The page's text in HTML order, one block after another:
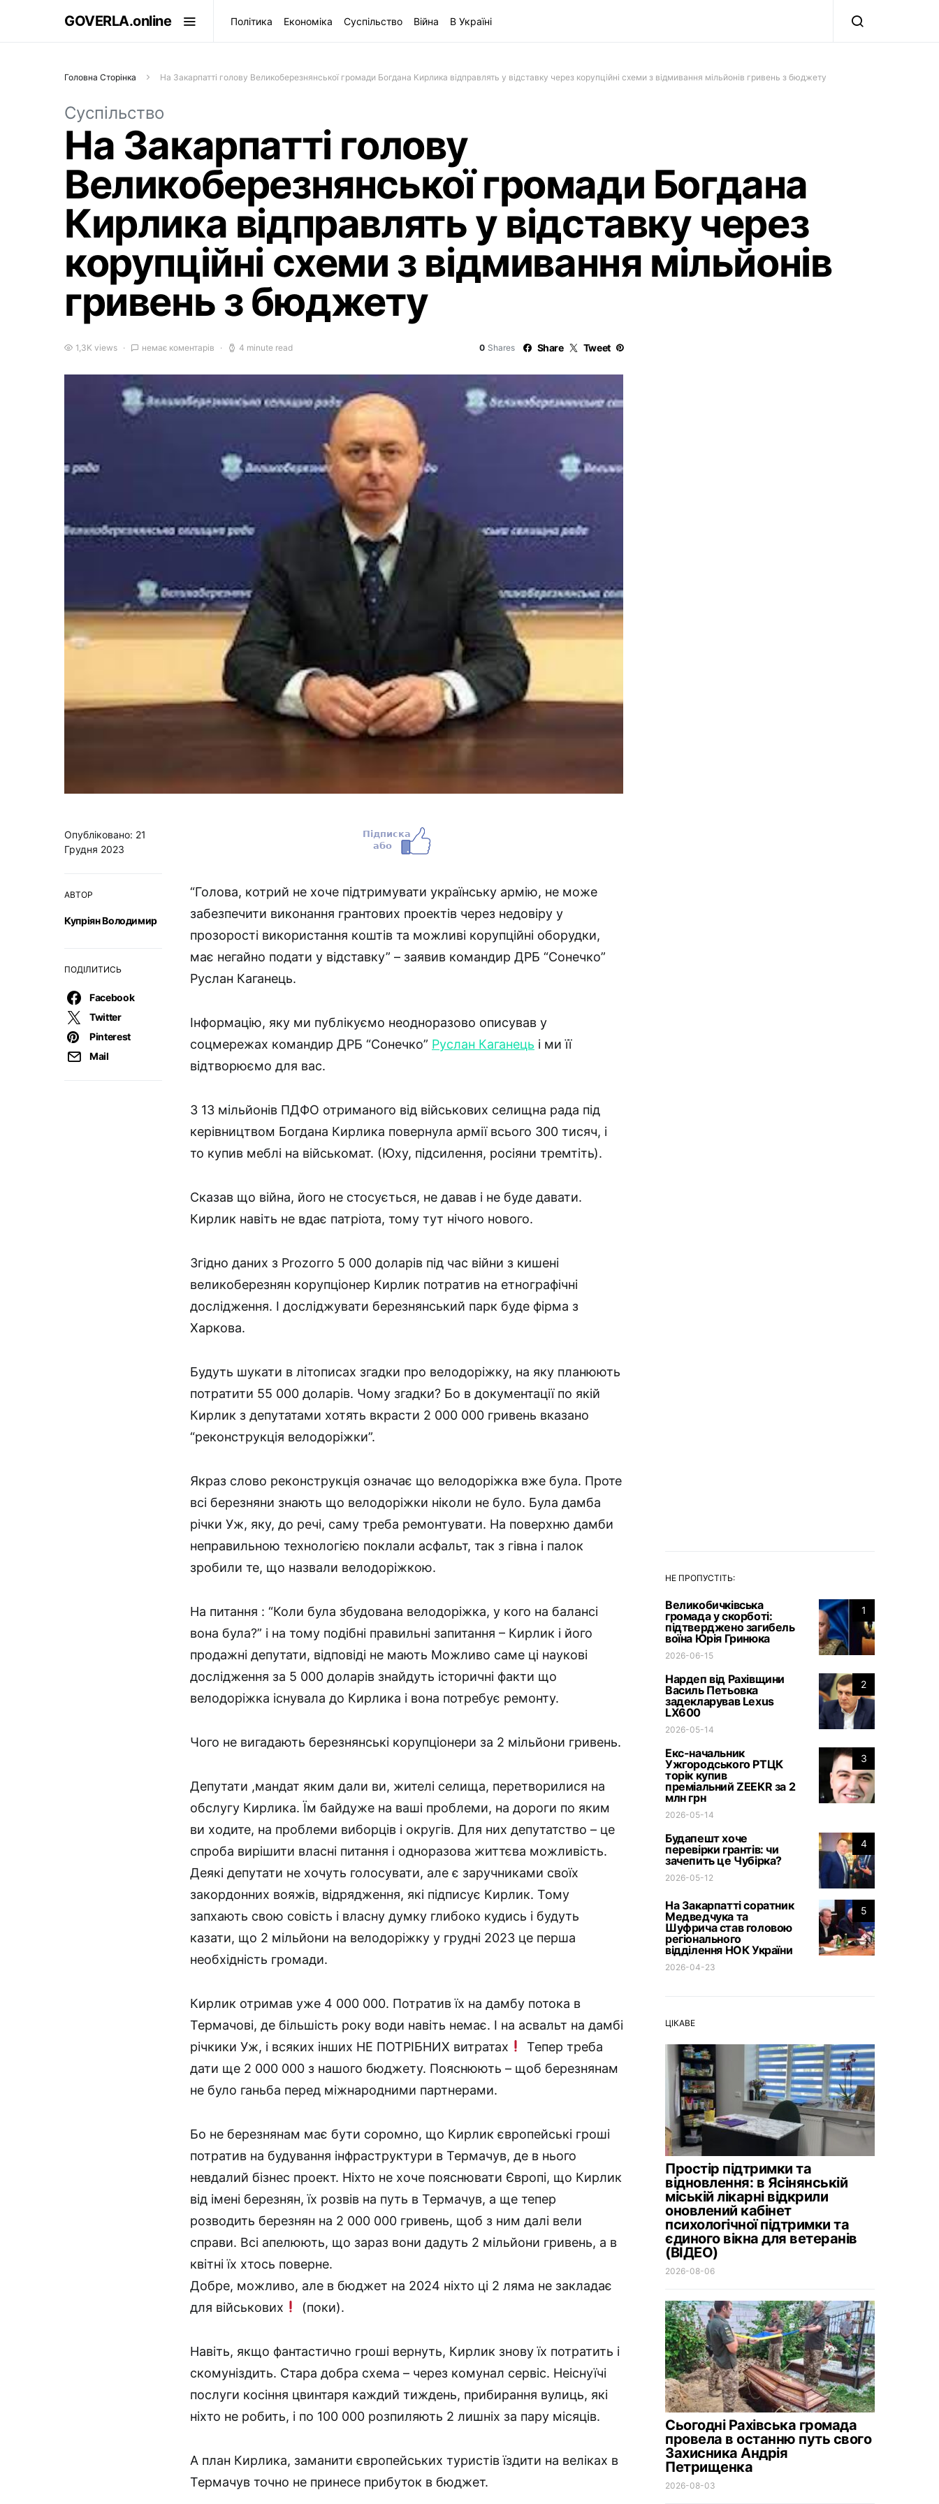
GOVERLA.online Політика Економіка Суспільство Війна В Україні
Головна Сторінка На Закарпатті голову Великоберезнянської громади Богдана Кирлика відправлять у відставку через корупційні схеми з відмивання мільйонів гривень з бюджету
Суспільство
На Закарпатті голову
Великоберезнянської громади Богдана
Кирлика відправлять у відставку через
корупційні схеми з відмивання мільйонів
гривень з бюджету
1,3K views немає коментарів 4 minute read 0 Shares Share Tweet
Опубліковано: 21
Грудня 2023
АВТОР
Купріян Володимир
ПОДІЛИТИСЬ
Facebook
Twitter
Pinterest
Mail
“Голова, котрий не хоче підтримувати українську армію, не може
забезпечити виконання грантових проектів через недовіру у
прозорості використання коштів та можливі корупційні оборудки,
має негайно подати у відставку” – заявив командир ДРБ “Сонечко”
Руслан Каганець.
Інформацію, яку ми публікуємо неодноразово описував у
соцмережах командир ДРБ “Сонечко” Руслан Каганець і ми її
відтворюємо для вас.
З 13 мільйонів ПДФО отриманого від військових селищна рада під
керівництвом Богдана Кирлика повернула армії всього 300 тисяч, і
то купив меблі на військомат. (Юху, підсилення, росіяни тремтіть).
Сказав що війна, його не стосується, не давав і не буде давати.
Кирлик навіть не вдає патріота, тому тут нічого нового.
Згідно даних з Prozorro 5 000 доларів під час війни з кишені
великоберезнян корупціонер Кирлик потратив на етнографічні
дослідження. І досліджувати березнянський парк буде фірма з
Харкова.
Будуть шукати в літописах згадки про велодоріжку, на яку планюють
потратити 55 000 доларів. Чому згадки? Бо в документації по якій
Кирлик з депутатами хотять вкрасти 2 000 000 гривень вказано
“реконструкція велодоріжки”.
Якраз слово реконструкція означає що велодоріжка вже була. Проте
всі березняни знають що велодоріжки ніколи не було. Була дамба
річки Уж, яку, до речі, саму треба ремонтувати. На поверхню дамби
неправильною технологією поклали асфальт, так з гівна і палок
зробили те, що назвали велодоріжкою.
На питання : “Коли була збудована велодоріжка, у кого на балансі
вона була?” і на тому подібні правильні запитання – Кирлик і його
продажні депутати, відповіді не мають Можливо саме ці наукові
дослідження за 5 000 доларів знайдуть історичні факти що
велодоріжка існувала до Кирлика і вона потребує ремонту.
Чого не вигадають березнянські корупціонери за 2 мільйони гривень.
Депутати ,мандат яким дали ви, жителі селища, перетворилися на
обслугу Кирлика. Їм байдуже на ваші проблеми, на дороги по яким
ви ходите, на проблеми виборців і округів. Для них депутатство – це
спроба вирішити власні питання і одноразова життєва можливість.
Деякі депутати не хочуть голосувати, але є заручниками своїх
закордонних вояжів, відрядження, які підписує Кирлик. Тому
запхають свою совість і власну думку глибоко кудись і будуть
казати, що 2 мільйони на велодоріжку у грудні 2023 це перша
необхідність громади.
Кирлик отримав уже 4 000 000. Потратив їх на дамбу потока в
Термачові, де більшість року води навіть немає. І на асвальт на дамбі
річкики Уж, і всяких інших НЕ ПОТРІБНИХ витратах
Тепер треба
дати ще 2 000 000 з нашого бюджету. Пояснюють – щоб березнянам
не було ганьба перед міжнародними партнерами.
Бо не березнянам має бути соромно, що Кирлик європейські гроші
потратив на будування інфраструктури в Термачув, де в нього
невдалий бізнес проект. Ніхто не хоче пояснювати Європі, що Кирлик
від імені березнян, їх розвів на путь в Термачув, а ще тепер
розводить березнян на 2 000 000 гривень, щоб з ним далі вели
справи. Всі апелюють, що зараз вони дадуть 2 мільйони гривень, а в
квітні їх хтось поверне.
Добре, можливо, але в бюджет на 2024 ніхто ці 2 ляма не закладає
для військових
(поки).
Навіть, якщо фантастично гроші вернуть, Кирлик знову їх потратить і
скомуніздить. Стара добра схема – через комунал сервіс. Неіснуїчі
послуги косіння цвинтаря каждий тиждень, прибирання вулиць, які
ніхто не робить, і по 100 000 розпиляють 2 лишніх за пару місяців.
А план Кирлика, заманити європейських туристів їздити на веліках в
Термачув точно не принесе прибуток в бюджет.
НЕ ПРОПУСТІТЬ:
1
Великобичківська
громада у скорботі:
підтверджено загибель
воїна Юрія Гринюка
2026-06-15
2
Нардеп від Рахівщини
Василь Петьовка
задекларував Lexus
LX600
2026-05-14
3
Екс-начальник
Ужгородського РТЦК
торік купив
преміальний ZEEKR за 2
млн грн
2026-05-14
4
Будапешт хоче
перевірки грантів: чи
зачепить це Чубірка?
2026-05-12
5
На Закарпатті соратник
Медведчука та
Шуфрича став головою
регіонального
відділення НОК України
2026-04-23
ЦІКАВЕ
Простір підтримки та
відновлення: в Ясінянській
міській лікарні відкрили
оновлений кабінет
психологічної підтримки та
єдиного вікна для ветеранів
(ВІДЕО)
2026-08-06
Сьогодні Рахівська громада
провела в останню путь свого
Захисника Андрія
Петрищенка
2026-08-03